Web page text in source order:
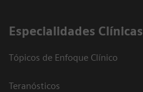
Especialidades Clínicas
Tópicos de Enfoque Clínico
Teranósticos